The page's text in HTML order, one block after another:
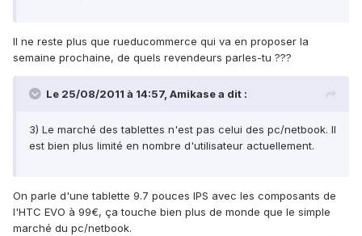
Il ne reste plus que rueducommerce qui va en proposer la
semaine prochaine, de quels revendeurs parles-tu ???
Le 25/08/2011 à 14:57, Amikase a dit :
3) Le marché des tablettes n'est pas celui des pc/netbook. Il
est bien plus limité en nombre d'utilisateur actuellement.
On parle d'une tablette 9.7 pouces IPS avec les composants de
l'HTC EVO à 99€, ça touche bien plus de monde que le simple
marché du pc/netbook.